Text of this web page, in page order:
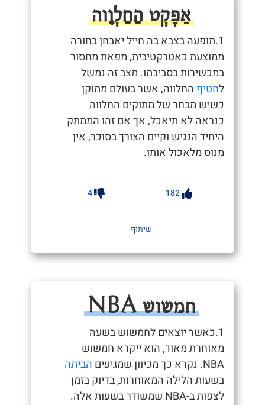
אֵפֶקְט הַחַלְוָוה
1.תופעה בצבא בה חייל יאבחן בחורה
ממוצעת כאטרקטיבית, מפאת מחסור
במכשירות בסביבתו. מצב זה נמשל
לחטיף החלווה, אשר בעולם מתוקן
כשיש מבחר של מתוקים החלווה
כנראה לא תיאכל, אך אם זהו הממתק
היחיד הנגיש וקיים הצורך בסוכר, אין
מנוס מלאכול אותו.
182
4
שיתוף
חמשוש NBA
1.כאשר יוצאים לחמשוש בשעה
מאוחרת מאוד, הוא ייקרא חמשוש
NBA. נקרא כך מכיוון שמגיעים
הביתה
בשעות הלילה המאוחרות, בדיוק בזמן
לצפות ב-NBA שמשודר בשעות אלה.